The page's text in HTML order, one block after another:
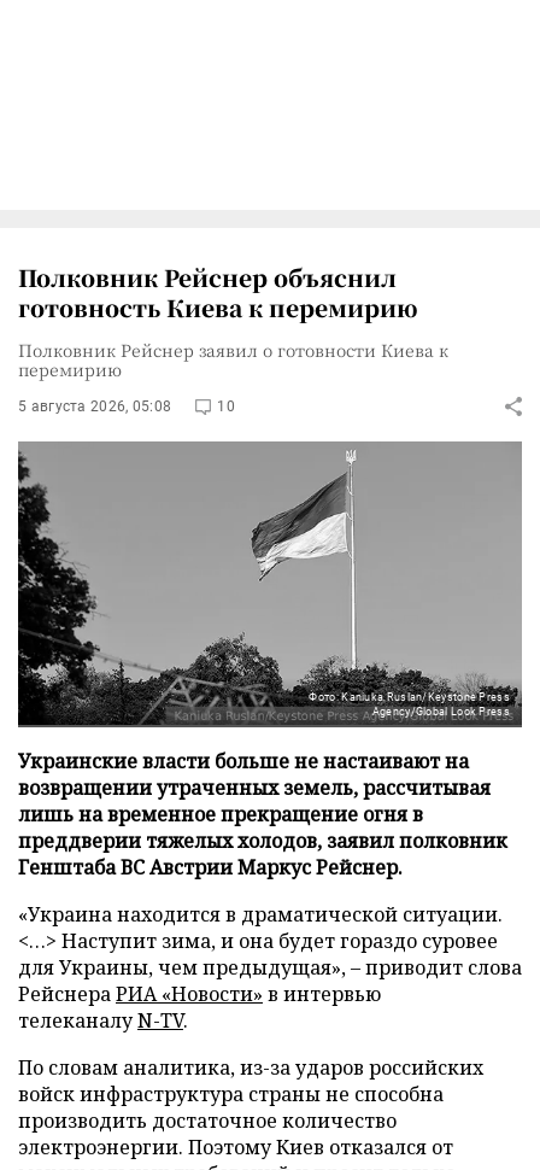
Полковник Рейснер объяснил
готовность Киева к перемирию
Полковник Рейснер заявил о готовности Киева к
перемирию
5 августа 2026, 05:08 10
Фото: Kaniuka Ruslan/Keystone Press
Agency/Global Look Press
Украинские власти больше не настаивают на
возвращении утраченных земель, рассчитывая
лишь на временное прекращение огня в
преддверии тяжелых холодов, заявил полковник
Генштаба ВС Австрии Маркус Рейснер.
«Украина находится в драматической ситуации.
<…> Наступит зима, и она будет гораздо суровее
для Украины, чем предыдущая», – приводит слова
РейснераРИА «Новости» в интервью
телеканалуN-TV.
По словам аналитика, из-за ударов российских
войск инфраструктура страны не способна
производить достаточное количество
электроэнергии. Поэтому Киев отказался от